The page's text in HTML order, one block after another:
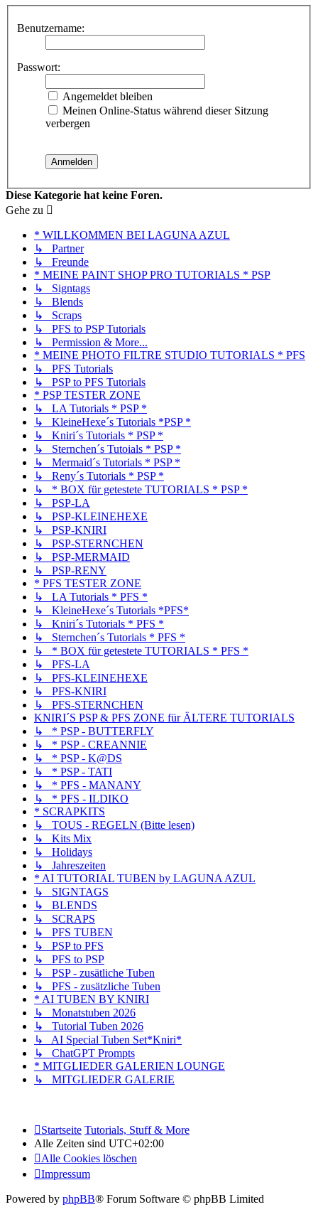
Benutzername:
Passwort:
Angemeldet bleiben
Meinen Online-Status während dieser Sitzung
verbergen
Diese Kategorie hat keine Foren.
Gehe zu
* WILLKOMMEN BEI LAGUNA AZUL
↳ Partner
↳ Freunde
* MEINE PAINT SHOP PRO TUTORIALS * PSP
↳ Signtags
↳ Blends
↳ Scraps
↳ PFS to PSP Tutorials
↳ Permission & More...
* MEINE PHOTO FILTRE STUDIO TUTORIALS * PFS
↳ PFS Tutorials
↳ PSP to PFS Tutorials
* PSP TESTER ZONE
↳ LA Tutorials * PSP *
↳ KleineHexe´s Tutorials *PSP *
↳ Kniri´s Tutorials * PSP *
↳ Sternchen´s Tutoials * PSP *
↳ Mermaid´s Tutorials * PSP *
↳ Reny´s Tutorials * PSP *
↳ * BOX für getestete TUTORIALS * PSP *
↳ PSP-LA
↳ PSP-KLEINEHEXE
↳ PSP-KNIRI
↳ PSP-STERNCHEN
↳ PSP-MERMAID
↳ PSP-RENY
* PFS TESTER ZONE
↳ LA Tutorials * PFS *
↳ KleineHexe´s Tutorials *PFS*
↳ Kniri´s Tutorials * PFS *
↳ Sternchen´s Tutorials * PFS *
↳ * BOX für getestete TUTORIALS * PFS *
↳ PFS-LA
↳ PFS-KLEINEHEXE
↳ PFS-KNIRI
↳ PFS-STERNCHEN
KNIRI´S PSP & PFS ZONE für ÄLTERE TUTORIALS
↳ * PSP - BUTTERFLY
↳ * PSP - CREANNIE
↳ * PSP - K@DS
↳ * PSP - TATI
↳ * PFS - MANANY
↳ * PFS - ILDIKO
* SCRAPKITS
↳ TOUS - REGELN (Bitte lesen)
↳ Kits Mix
↳ Holidays
↳ Jahreszeiten
* AI TUTORIAL TUBEN by LAGUNA AZUL
↳ SIGNTAGS
↳ BLENDS
↳ SCRAPS
↳ PFS TUBEN
↳ PSP to PFS
↳ PFS to PSP
↳ PSP - zusätliche Tuben
↳ PFS - zusätzliche Tuben
* AI TUBEN BY KNIRI
↳ Monatstuben 2026
↳ Tutorial Tuben 2026
↳ AI Special Tuben Set*Kniri*
↳ ChatGPT Prompts
* MITGLIEDER GALERIEN LOUNGE
↳ MITGLIEDER GALERIE
Startseite Tutorials, Stuff & More
Alle Zeiten sind UTC+02:00
Alle Cookies löschen
Impressum
Powered by phpBB® Forum Software © phpBB Limited